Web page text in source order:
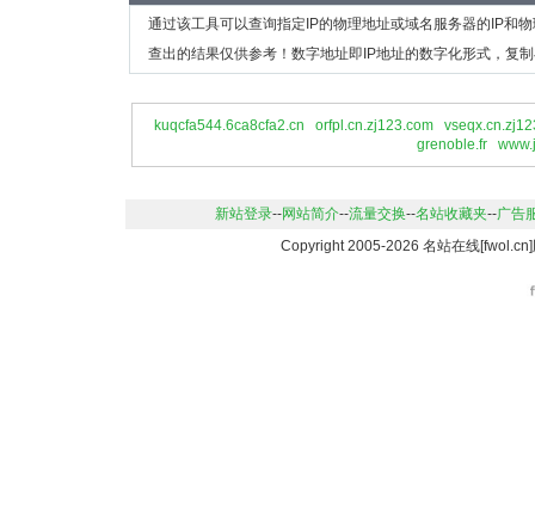
通过该工具可以查询指定IP的物理地址或域名服务器的IP和
查出的结果仅供参考！数字地址即IP地址的数字化形式，复
kuqcfa544.6ca8cfa2.cn orfpl.cn.zj123.com
grenoble.fr
新站登录--网站简介--流量交换--名站收藏夹--广告
Copyright 2005-2026 名站在线